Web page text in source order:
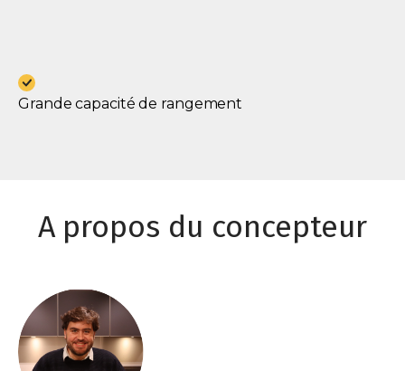
Grande capacité de rangement
A propos du concepteur